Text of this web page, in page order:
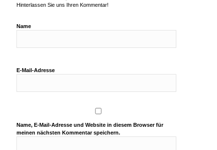
Hinterlassen Sie uns Ihren Kommentar!
Name
E-Mail-Adresse
Name, E-Mail-Adresse und Website in diesem Browser für
meinen nächsten Kommentar speichern.